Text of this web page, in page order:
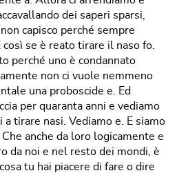
dei saperi sparsi,
capisco perché sempre
se è reato tirare il naso fo.
perché uno è condannato
non ci vuole nemmeno
una proboscide e. Ed
per quaranta anni e vediamo
tirare nasi. Vediamo e. E siamo
anche da loro logicamente e
da noi e nel resto dei mondi, è
tu hai piacere di fare o dire